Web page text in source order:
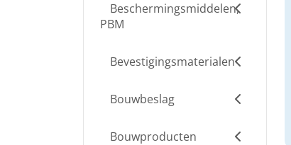
Beschermingsmiddelen,
PBM
Bevestigingsmaterialen
Bouwbeslag
Bouwproducten